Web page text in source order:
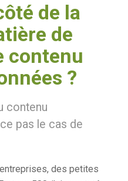
de la
de
contenu
?
contenu
pas le cas de
des petites